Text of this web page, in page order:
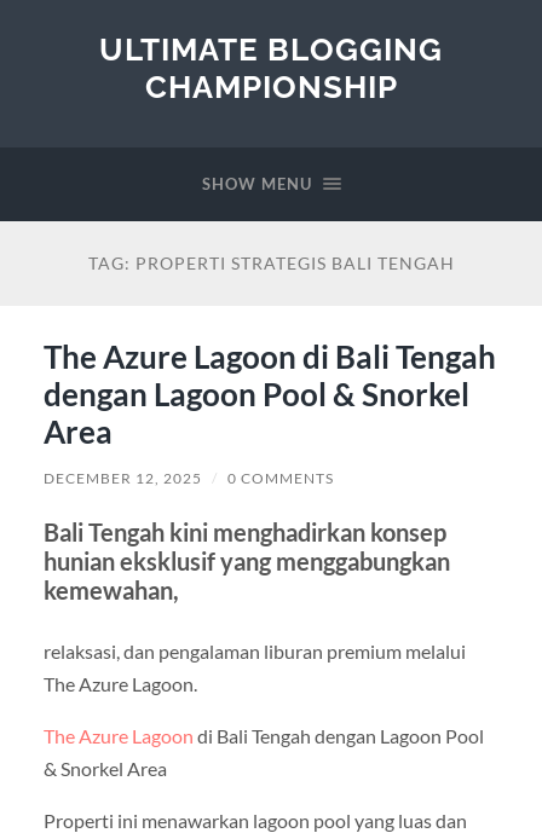
ULTIMATE BLOGGING
CHAMPIONSHIP
SHOW MENU
TAG: PROPERTI STRATEGIS BALI TENGAH
The Azure Lagoon di Bali Tengah
dengan Lagoon Pool & Snorkel
Area
DECEMBER 12, 2025 / 0 COMMENTS
Bali Tengah kini menghadirkan konsep
hunian eksklusif yang menggabungkan
kemewahan,
relaksasi, dan pengalaman liburan premium melalui
The Azure Lagoon.
The Azure Lagoon di Bali Tengah dengan Lagoon Pool
& Snorkel Area
Properti ini menawarkan lagoon pool yang luas dan